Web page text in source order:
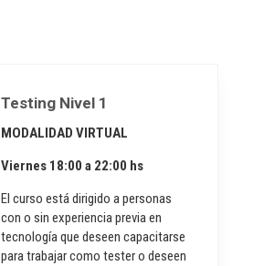
Testing Nivel 1
MODALIDAD VIRTUAL
Viernes 18:00 a 22:00 hs
El curso está dirigido a personas
con o sin experiencia previa en
tecnología que deseen capacitarse
para trabajar como tester o deseen